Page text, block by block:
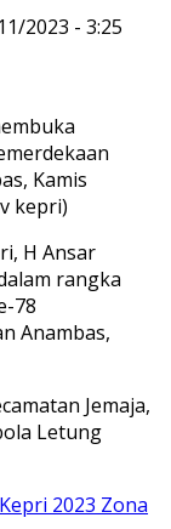
2023 - 3:25
Kamis
kepri)
H Ansar
rangka
78
Anambas,
Jemaja,
Letung
2023 Zona